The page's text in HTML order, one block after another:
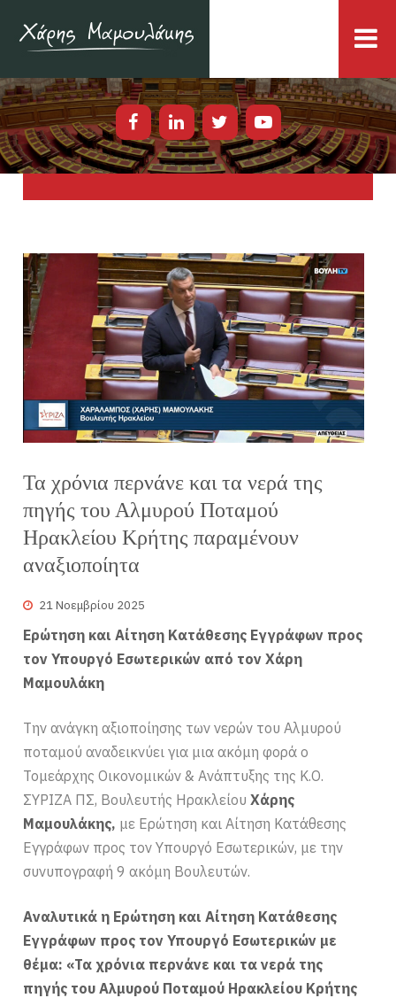
Τα χρόνια περνάνε και τα νερά της
πηγής του Αλμυρού Ποταμού
Ηρακλείου Κρήτης παραμένουν
αναξιοποίητα
21 Νοεμβρίου 2025
Ερώτηση και Αίτηση Κατάθεσης Εγγράφων προς
τον Υπουργό Εσωτερικών από τον Χάρη
Μαμουλάκη
Την ανάγκη αξιοποίησης των νερών του Αλμυρού
ποταμού αναδεικνύει για μια ακόμη φορά ο
Τομεάρχης Οικονομικών & Ανάπτυξης της Κ.Ο.
ΣΥΡΙΖΑ ΠΣ, Βουλευτής ΗρακλείουΧάρης
Μαμουλάκης, με Ερώτηση και Αίτηση Κατάθεσης
Εγγράφων προς τον Υπουργό Εσωτερικών, με την
συνυπογραφή 9 ακόμη Βουλευτών.
Αναλυτικά η Ερώτηση και Αίτηση Κατάθεσης
Εγγράφων προς τον Υπουργό Εσωτερικών με
θέμα: «Τα χρόνια περνάνε και τα νερά της
πηγής του Αλμυρού Ποταμού Ηρακλείου Κρήτης